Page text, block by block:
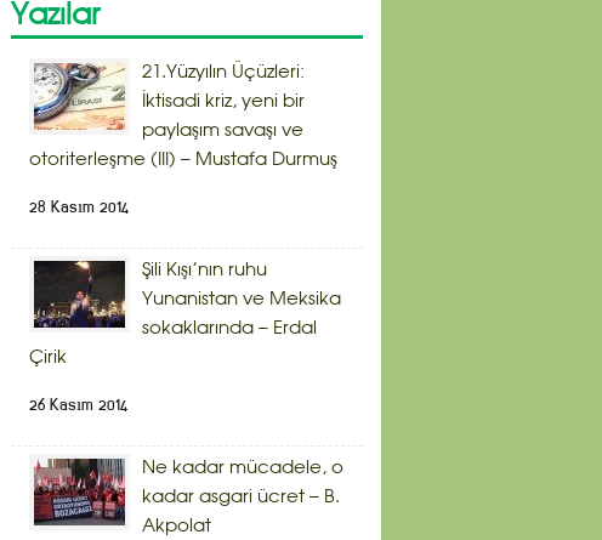
Yazılar
21.Yüzyılın Üçüzleri:
İktisadi kriz, yeni bir
paylaşım savaşı ve
otoriterleşme (III) – Mustafa Durmuş
28 Kasım 2014
Şili Kışı’nın ruhu
Yunanistan ve Meksika
sokaklarında – Erdal
Çirik
26 Kasım 2014
Ne kadar mücadele, o
kadar asgari ücret – B.
Akpolat